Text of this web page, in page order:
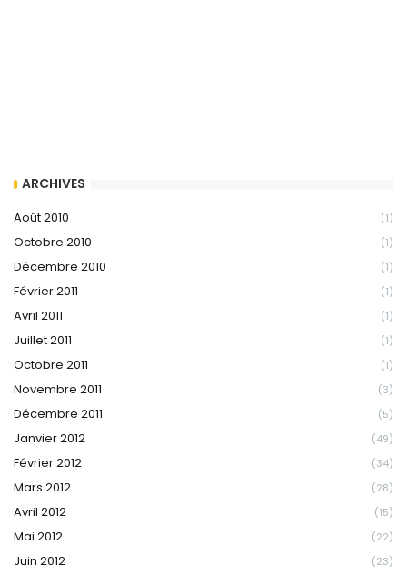
ARCHIVES
Août 2010 (1)
Octobre 2010 (1)
Décembre 2010 (1)
Février 2011 (1)
Avril 2011 (1)
Juillet 2011 (1)
Octobre 2011 (1)
Novembre 2011 (3)
Décembre 2011 (5)
Janvier 2012 (49)
Février 2012 (34)
Mars 2012 (28)
Avril 2012 (15)
Mai 2012 (22)
Juin 2012 (23)